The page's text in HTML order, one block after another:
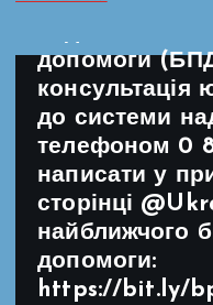
допомоги
консультація
до системи
телефоном 0
написати у
сторінці
найближчого
допомоги:
https://bit.ly/